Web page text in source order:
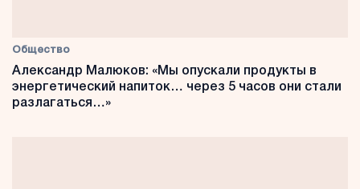
Общество
Александр Малюков: «Мы опускали продукты в
энергетический напиток… через 5 часов они стали
разлагаться…»